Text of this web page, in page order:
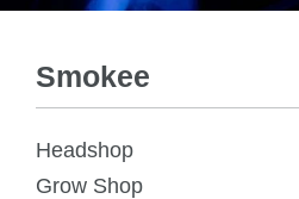
Smokee
Headshop
Grow Shop